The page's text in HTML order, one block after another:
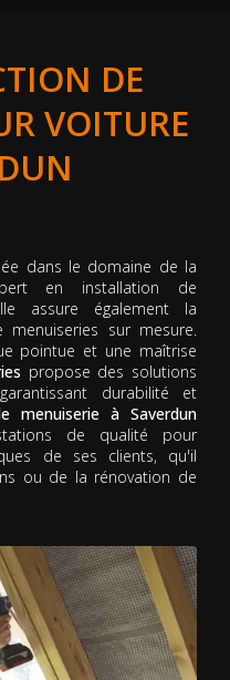
DE
VOITURE
dans le domaine de la
en installation de
assure également la
sur mesure.
pointue et une maîtrise
propose des solutions
durabilité et
menuiserie à Saverdun
de qualité pour
de ses clients, qu'il
ou de la rénovation de